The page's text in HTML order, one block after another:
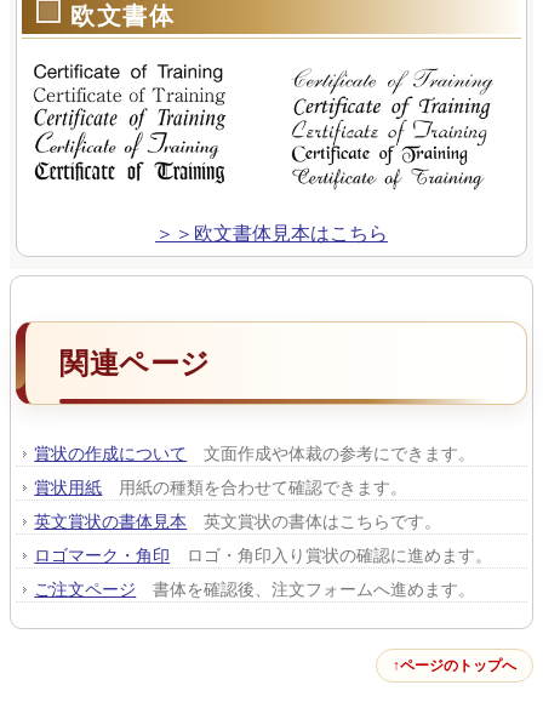
欧文書体
＞＞欧文書体見本はこちら
関連ページ
賞状の作成について 文面作成や体裁の参考にできます。
賞状用紙 用紙の種類を合わせて確認できます。
英文賞状の書体見本 英文賞状の書体はこちらです。
ロゴマーク・角印 ロゴ・角印入り賞状の確認に進めます。
ご注文ページ 書体を確認後、注文フォームへ進めます。
ページのトップへ